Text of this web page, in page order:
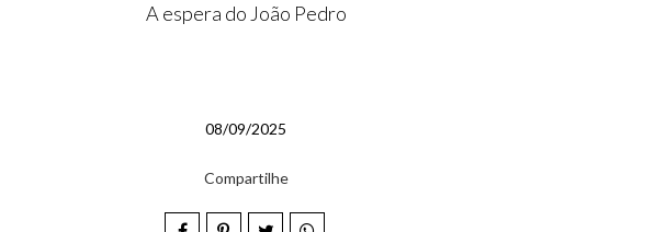
A espera do João Pedro
08/09/2025
Compartilhe